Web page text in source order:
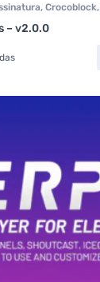
, Crocoblock,
os itens
– v2.0.0